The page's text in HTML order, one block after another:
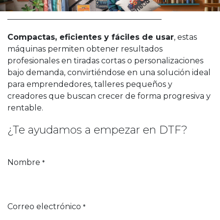
Compactas, eficientes y fáciles de usar, estas
máquinas permiten obtener resultados
profesionales en tiradas cortas o personalizaciones
bajo demanda, convirtiéndose en una solución ideal
para emprendedores, talleres pequeños y
creadores que buscan crecer de forma progresiva y
rentable.
¿Te ayudamos a empezar en DTF?
Nombre *
Correo electrónico *